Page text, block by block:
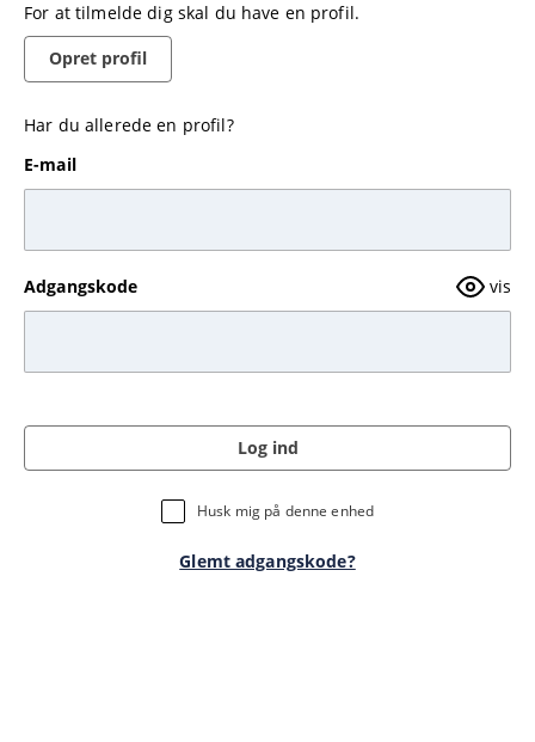
For at tilmelde dig skal du have en profil.
Opret profil
Har du allerede en profil?
E-mail
Adgangskode vis
Log ind
Husk mig på denne enhed
Glemt adgangskode?